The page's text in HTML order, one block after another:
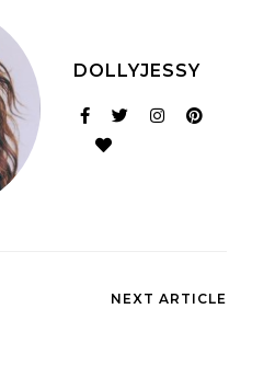
DOLLYJESSY
NEXT ARTICLE